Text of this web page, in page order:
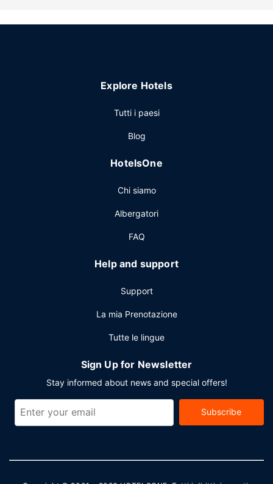
concierge e un parcheggio per biciclette.
Explore Hotels
Tutti i paesi
Blog
HotelsOne
Chi siamo
Albergatori
FAQ
Help and support
Support
La mia Prenotazione
Tutte le lingue
Sign Up for Newsletter
Stay informed about news and special offers!
Subscribe